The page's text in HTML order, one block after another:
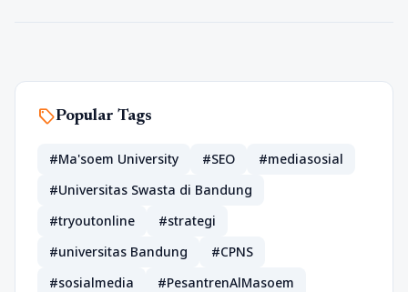
sellPopular Tags
#Ma'soem University #SEO
#mediasosial
#Universitas Swasta di Bandung
#tryoutonline
#strategi
#universitas Bandung
#CPNS
#sosialmedia
#PesantrenAlMasoem